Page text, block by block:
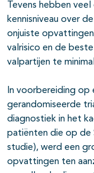
Tevens hebben
kennisniveau over
onjuiste
valrisico en de
valpartijen te
In voorbereiding
gerandomiseerde
diagnostiek in het
patiënten die op de
studie), werd een
opvattingen ten